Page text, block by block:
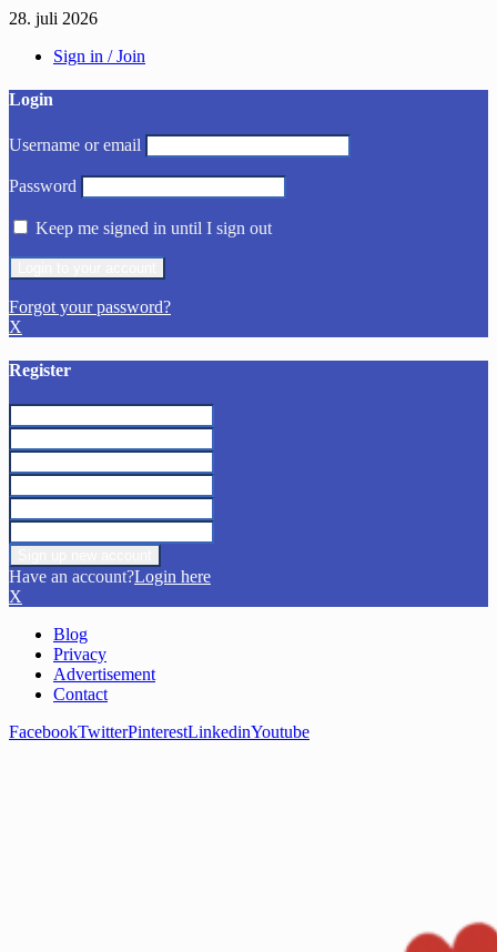
28. juli 2026
Sign in / Join
Login
Username or email
Password
Keep me signed in until I sign out
Forgot your password?
X
Register
Have an account?Login here
X
Blog
Privacy
Advertisement
Contact
FacebookTwitterPinterestLinkedinYoutube